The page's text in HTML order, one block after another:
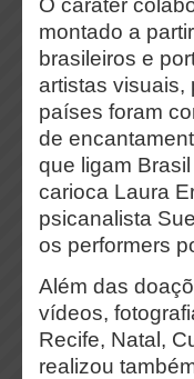
O caráter
montado a
brasileiros e
artistas visuais,
países foram
de
que ligam
carioca Laura
psicanalista
os performers
Além das
vídeos,
Recife, Natal,
realizou